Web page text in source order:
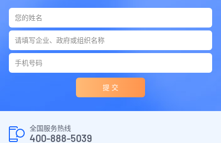
提 交
全国服务热线
400-888-5039